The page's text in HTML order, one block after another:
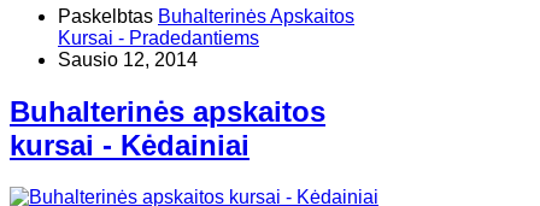
Paskelbtas Buhalterinės Apskaitos
Kursai - Pradedantiems
Sausio 12, 2014
Buhalterinės apskaitos
kursai - Kėdainiai